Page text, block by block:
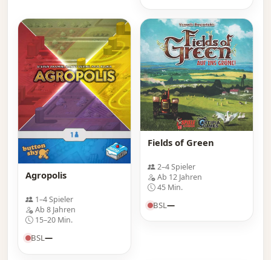
Agropolis
1–4 Spieler
Ab 8 Jahren
15–20 Min.
BSL—
Fields of Green
2–4 Spieler
Ab 12 Jahren
45 Min.
BSL—